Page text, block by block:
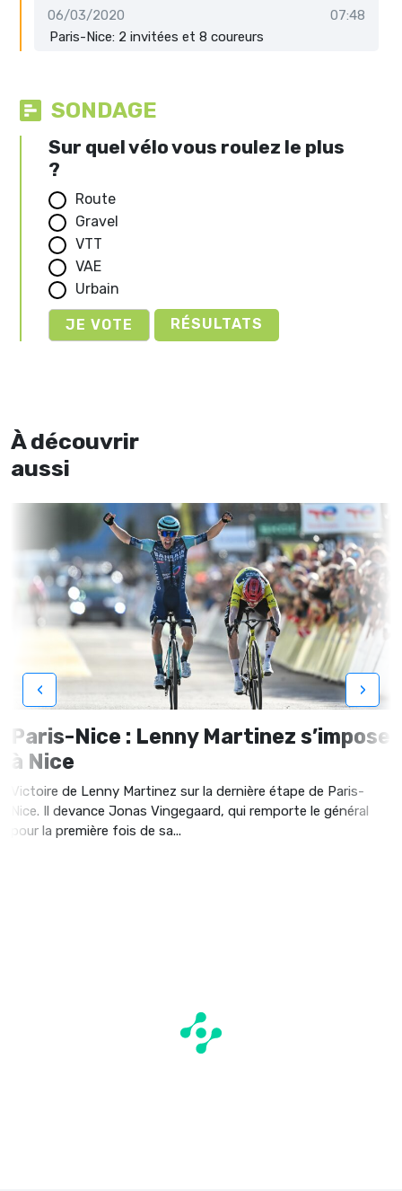
06/03/2020
07:48
Paris-Nice: 2 invitées et 8 coureurs
SONDAGE
Sur quel vélo vous roulez le plus
?
Route
Gravel
VTT
VAE
Urbain
RÉSULTATS
À découvrir
aussi
Paris-Nice : Lenny Martinez s’impose
à Nice
Victoire de Lenny Martinez sur la dernière étape de Paris-
Nice. Il devance Jonas Vingegaard, qui remporte le général
pour la première fois de sa...
‹ ›